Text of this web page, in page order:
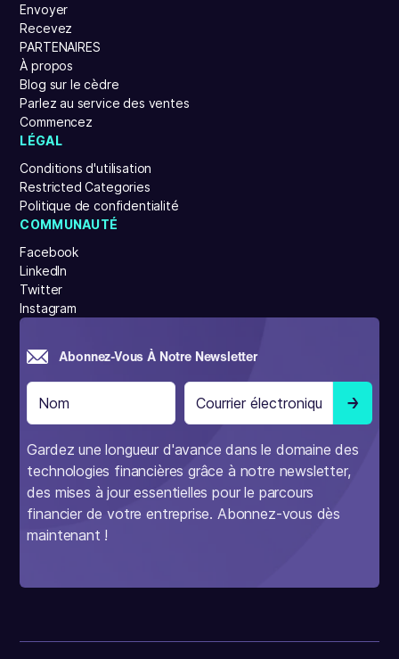
Envoyer
Recevez
PARTENAIRES
À propos
Blog sur le cèdre
Parlez au service des ventes
Commencez
LÉGAL
Conditions d'utilisation
Restricted Categories
Politique de confidentialité
COMMUNAUTÉ
Facebook
LinkedIn
Twitter
Instagram
Abonnez-Vous À Notre Newsletter
Gardez une longueur d'avance dans le domaine des
technologies financières grâce à notre newsletter,
des mises à jour essentielles pour le parcours
financier de votre entreprise. Abonnez-vous dès
maintenant !